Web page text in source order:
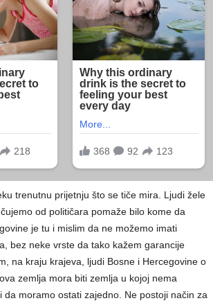
trenutnu prijetnju što se tiče mira. Ljudi žele
od političara pomaže bilo kome da
je tu i mislim da ne možemo imati
bez neke vrste da tako kažem garancije
na kraju krajeva, ljudi Bosne i Hercegovine o
zemlja mora biti zemlja u kojoj nema
moramo ostati zajedno. Ne postoji način za